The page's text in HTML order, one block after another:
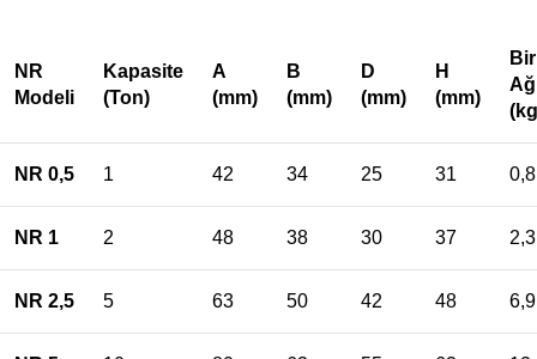
NR
Modeli
Kapasite
(Ton)
A
(mm)
B
(mm)
D
(mm)
H
(mm)
NR 0,5 1 42 34 25 31 0,8
NR 1 2 48 38 30 37 2,3
NR 2,5 5 63 50 42 48 6,9